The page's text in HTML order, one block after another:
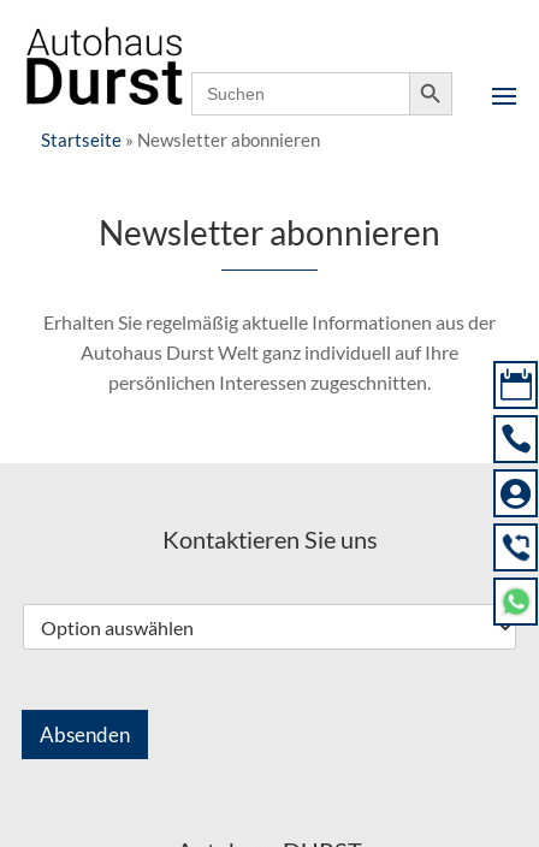
Search
for:
Search Button
24h erreichbar
Startseite» Newsletter abonnieren
Newsletter abonnieren
Erhalten Sie regelmäßig aktuelle Informationen aus der
Autohaus Durst Welt ganz individuell auf Ihre
persönlichen Interessen zugeschnitten.
Kontaktieren Sie uns
Absenden


